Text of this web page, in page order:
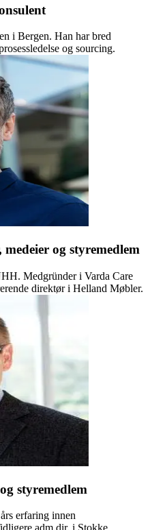
i Bergen. Han har bred
og sourcing.
og styremedlem
Medgründer i Varda Care
direktør i Helland Møbler.
styremedlem
erfaring innen